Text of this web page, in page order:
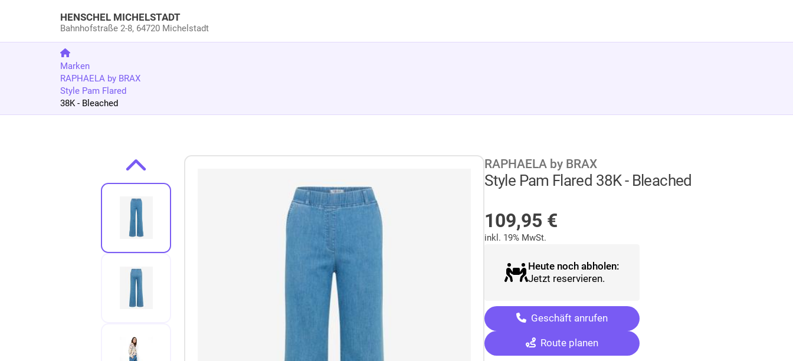
HENSCHEL MICHELSTADT
Bahnhofstraße 2-8, 64720 Michelstadt
Marken
RAPHAELA by BRAX
Style Pam Flared
38K - Bleached
Zur Produktbeschreibung springen RAPHAELA by BRAX
Style Pam Flared 38K - Bleached
109,95 €
inkl. 19% MwSt.
Heute noch abholen:
Jetzt reservieren.
Geschäft anrufen
Route planen